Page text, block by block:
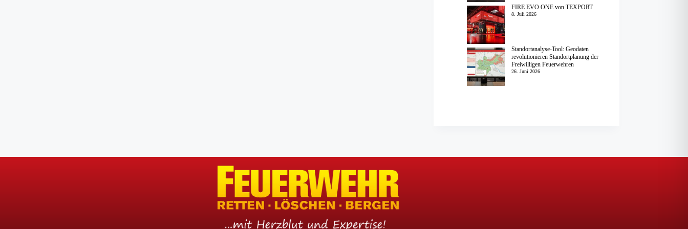
FIRE EVO ONE von TEXPORT
8. Juli 2026
Standortanalyse-Tool: Geodaten
revolutionieren Standortplanung der
Freiwilligen Feuerwehren
26. Juni 2026